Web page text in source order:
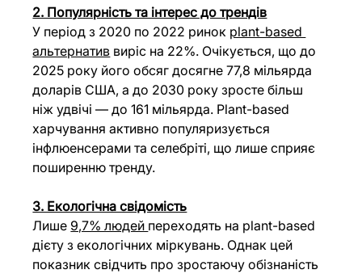
2. Популярність та інтерес до трендів
У період з 2020 по 2022 ринок plant-based
альтернатив виріс на 22%. Очікується, що до
2025 року його обсяг досягне 77,8 мільярда
доларів США, а до 2030 року зросте більш
ніж удвічі — до 161 мільярда. Plant-based
харчування активно популяризується
інфлюенсерами та селебріті, що лише сприяє
поширенню тренду.
3. Екологічна свідомість
Лише 9,7% людей переходять на plant-based
дієту з екологічних міркувань. Однак цей
показник свідчить про зростаючу обізнаність